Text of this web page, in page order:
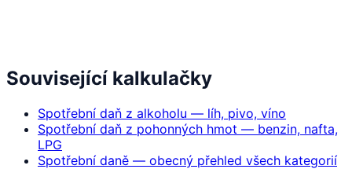
Související kalkulačky
Spotřební daň z alkoholu — líh, pivo, víno
Spotřební daň z pohonných hmot — benzin, nafta,
LPG
Spotřební daně — obecný přehled všech kategorií